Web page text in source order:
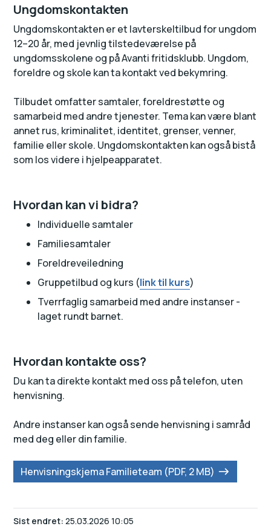
Ungdomskontakten
Ungdomskontakten er et lavterskeltilbud for ungdom
12–20 år, med jevnlig tilstedeværelse på
ungdomsskolene og på Avanti fritidsklubb. Ungdom,
foreldre og skole kan ta kontakt ved bekymring.
Tilbudet omfatter samtaler, foreldrestøtte og
samarbeid med andre tjenester. Tema kan være blant
annet rus, kriminalitet, identitet, grenser, venner,
familie eller skole. Ungdomskontakten kan også bistå
som los videre i hjelpeapparatet.
Hvordan kan vi bidra?
Individuelle samtaler
Familiesamtaler
Foreldreveiledning
Gruppetilbud og kurs (link til kurs)
Tverrfaglig samarbeid med andre instanser -
laget rundt barnet.
Hvordan kontakte oss?
Du kan ta direkte kontakt med oss på telefon, uten
henvisning.
Andre instanser kan også sende henvisning i samråd
med deg eller din familie.
Henvisningskjema Familieteam (PDF, 2 MB)
Sist endret 25.03.2026 10:05